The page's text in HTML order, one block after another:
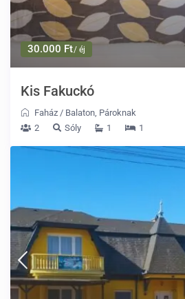
30.000 Ft/ éj
Kis Fakuckó
Faház / Balaton Pároknak
2
Sóly 1 1